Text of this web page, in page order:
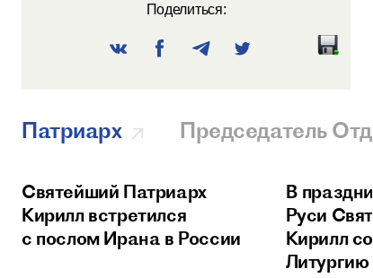
Поделиться:
Патриарх Председатель
Святейший Патриарх
Кирилл встретился
с послом Ирана в России
В
Руси
Кирилл